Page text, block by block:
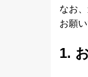
なお
お願
1.